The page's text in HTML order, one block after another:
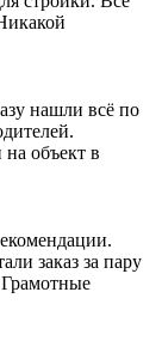
нашли всё по
объект в
заказ за пару